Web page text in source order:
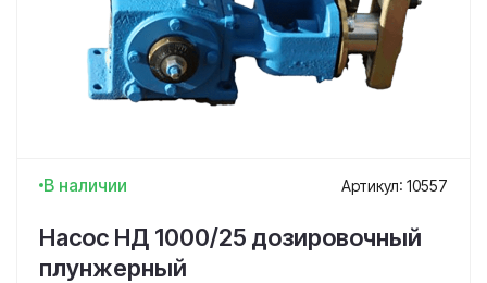
В наличии Артикул: 10557
Насос НД 1000/25 дозировочный
плунжерный